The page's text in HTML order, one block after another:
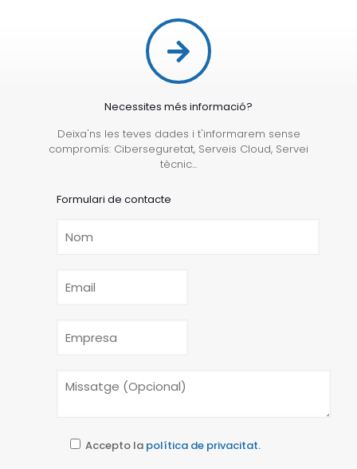
Necessites més informació?
Deixa'ns les teves dades i t'informarem sense
compromís: Ciberseguretat, Serveis Cloud, Servei
tècnic...
Formulari de contacte
Accepto la política de privacitat.